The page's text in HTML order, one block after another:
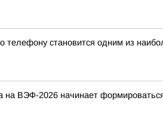
телефону становится одним из
на ВЭФ-2026 начинает